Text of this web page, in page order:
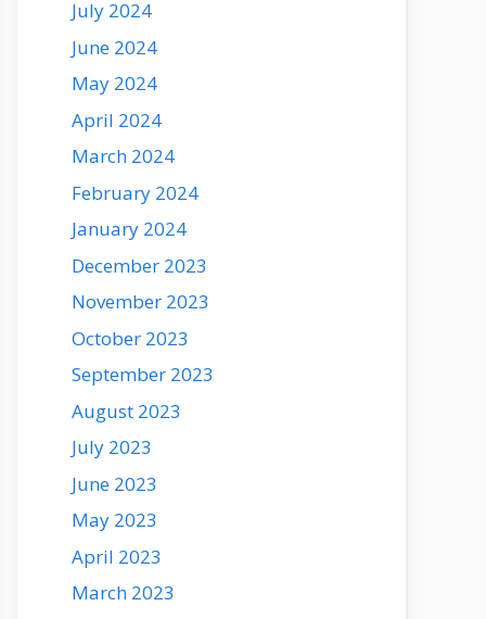
July 2024
June 2024
May 2024
April 2024
March 2024
February 2024
January 2024
December 2023
November 2023
October 2023
September 2023
August 2023
July 2023
June 2023
May 2023
April 2023
March 2023